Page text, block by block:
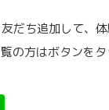
だち追加して、
の方はボタンをタ